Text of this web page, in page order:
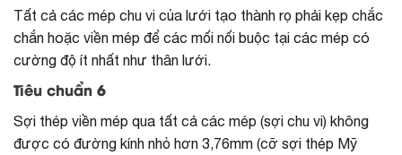
Tất cả các mép chu vi của lưới tạo thành rọ phải kẹp chắc
chắn hoặc viền mép để các mối nối buộc tại các mép có
cường độ ít nhất như thân lưới.
Tiêu chuẩn 6
Sợi thép viền mép qua tất cả các mép (sợi chu vi) không
được có đường kính nhỏ hơn 3,76mm (cỡ sợi thép Mỹ